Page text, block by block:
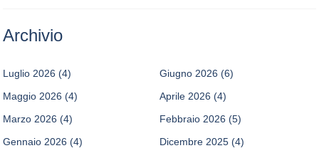
Archivio
Luglio 2026 (4) Giugno 2026 (6)
Maggio 2026 (4) Aprile 2026 (4)
Marzo 2026 (4) Febbraio 2026 (5)
Gennaio 2026 (4) Dicembre 2025 (4)